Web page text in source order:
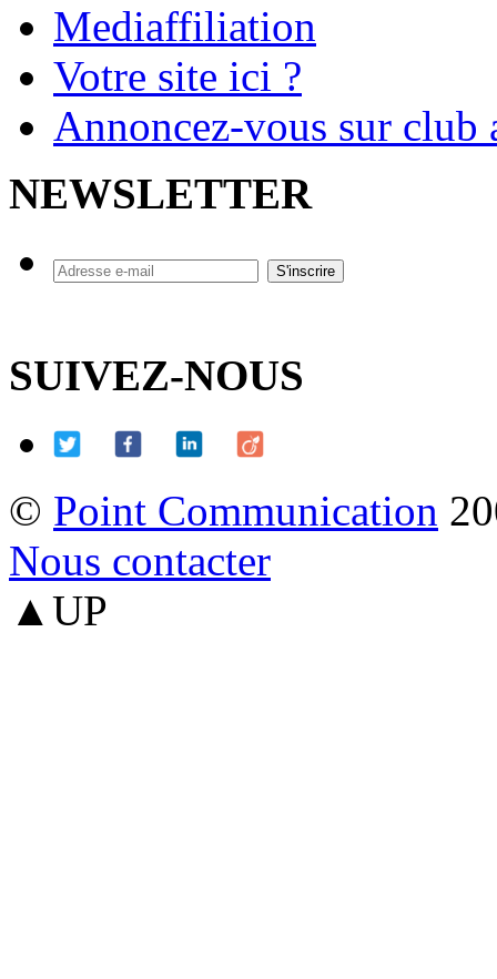
Mediaffiliation
Votre site ici ?
Annoncez-vous sur
NEWSLETTER
SUIVEZ-NOUS
© Point Communication
Nous contacter
▲UP